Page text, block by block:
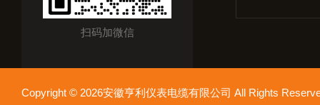
扫码加微信
Copyright © 2026安徽亨利仪表电缆有限公司 All Rights